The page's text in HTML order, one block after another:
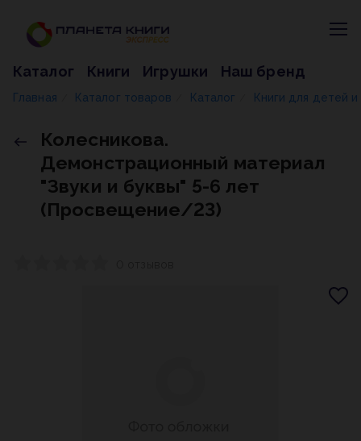
Каталог Книги Игрушки Наш бренд
Главная Каталог товаров Каталог Книги для детей
Колесникова.
Демонстрационный материал
"Звуки и буквы" 5-6 лет
(Просвещение/23)